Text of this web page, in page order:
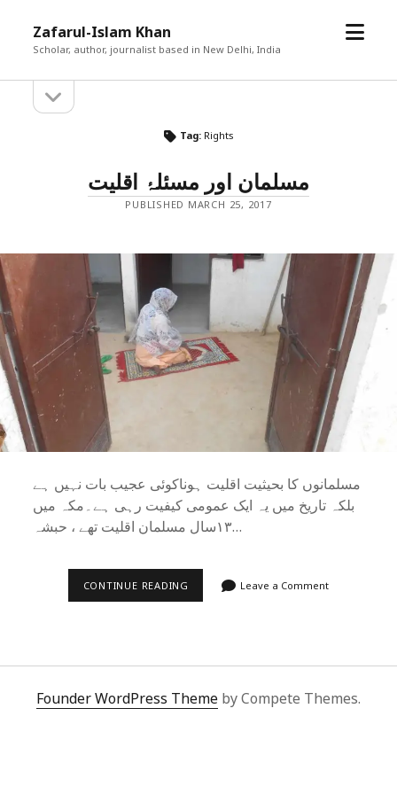
Zafarul-Islam Khan
Scholar, author, journalist based in New Delhi, India
open
Sidebarsidebar
Tag: Rights
مسلمان اور مسئلۂ اقلیت
PUBLISHED MARCH 25, 2017
مسلمانوں کا بحیثیت اقلیت ہونا‌کوئی عجیب بات نہیں ہے
بلکہ تاریخ میں یہ ایک عمومی کیفیت رہی ہے۔مکہ میں
۱۳سال مسلمان اقلیت تھے ، حبشہ…
CONTINUE READING مسلمان
Leave a Comment
Founder WordPress Theme by Compete Themes.